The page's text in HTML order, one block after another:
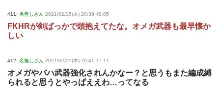
411: 名無しさん 2021/02/25(木) 20:39:48.05
FKHRが剣ばっかで頭抱えてたな。オメガ武器も最早懐か
しい
412: 名無しさん 2021/02/25(木) 20:41:17.11
オメガやバハ武器強化されんかなー？と思うもまた編成縛
られると思うとやっぱええわ…ってなる